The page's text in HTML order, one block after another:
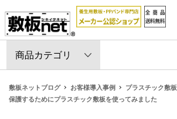
敷板ネットブログ お客様導入事例 プラスチック敷板
保護するためにプラスチック敷板を使ってみました